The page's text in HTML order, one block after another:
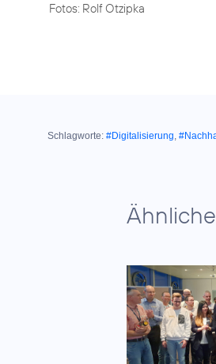
Fotos: Rolf Otzipka
Schlagworte: #Digitalisierung,